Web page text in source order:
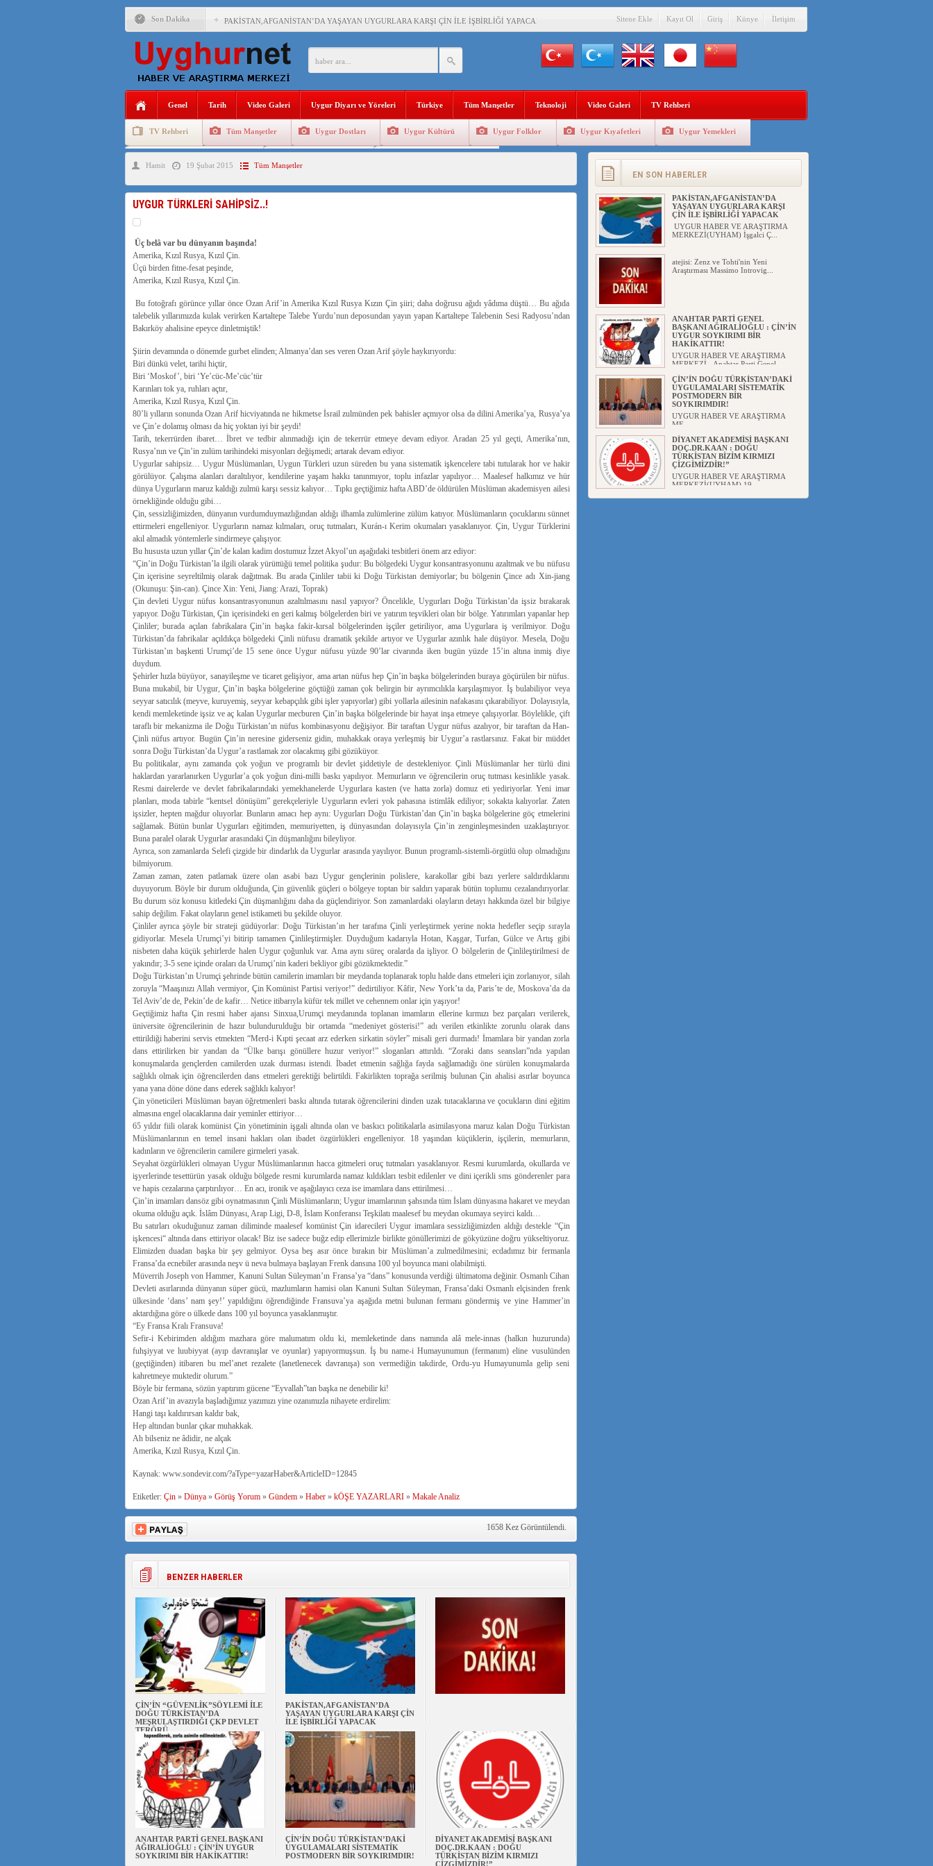
Son Dakika PAKİSTAN,AFGANİSTAN’DA YAŞAYAN UYGURLARA KARŞI ÇİN İLE İŞBİRLİĞİ YAPACAK
ANAHTAR PARTİ GENEL BAŞKANI AĞIRALİOĞLU : ÇİN’İN UYGUR SOYKIRIMI BİR HAKİKATTIR!
ÇİN’İN DOĞU TÜRKİSTAN’DAKİ UYGULAMALARI SİSTEMATİK POSTMODERN BİR SOYKIRIMDIR!
DİYANET AKADEMİSİ BAŞKANI DOÇ.DR.KAAN : DOĞU TÜRKİSTAN BİZİM KIRMIZI ÇİZGİMİZDİR!”
ÇİN’İN UYGUR POLİTİKALARINI ÖVEN DİYANET AKADEMİSİ BAŞKANI’NA TEPKİLER SÜRÜYOR
MHP’DEN URUMÇİ KATLİAMI MESAJİ : 05.07.2009 URUMÇİ ŞEHİTLERİNİ RAHMETLE ANIYORUZ
Sitene Ekle Kayıt Ol Giriş Künye İletişim
Genel Tarih Video Galeri Uygur Diyarı ve Yöreleri Türkiye Tüm Manşetler Teknoloji Video Galeri TV Rehberi
TV Rehberi Tüm Manşetler Uygur Dostları Uygur Kültürü Uygur Folklor Uygur Kıyafetleri Uygur Yemekleri
Uygurlarda Düğün ve Cenaze
Hamit 19 Şubat 2015 Tüm Manşetler
UYGUR TÜRKLERİ SAHİPSİZ..!
Üç belâ var bu dünyanın başında!
Amerika, Kızıl Rusya, Kızıl Çin.
Üçü birden fitne-fesat peşinde,
Amerika, Kızıl Rusya, Kızıl Çin.
Bu fotoğrafı görünce yıllar önce Ozan Arif’in Amerika Kızıl Rusya Kızın Çin şiiri; daha doğrusu ağıdı yâdıma düştü… Bu ağıda
talebelik yıllarımızda kulak verirken Kartaltepe Talebe Yurdu’nun deposundan yayın yapan Kartaltepe Talebenin Sesi Radyosu’ndan
Bakırköy ahalisine epeyce dinletmiştik!
Şiirin devamında o dönemde gurbet elinden; Almanya’dan ses veren Ozan Arif şöyle haykırıyordu:
Biri dünkü velet, tarihi hiçtir,
Biri ‘Moskof’, biri ‘Ye’cüc-Me’cüc’tür
Karınları tok ya, ruhları açtır,
Amerika, Kızıl Rusya, Kızıl Çin.
80’li yılların sonunda Ozan Arif hicviyatında ne hikmetse İsrail zulmünden pek bahisler açmıyor olsa da dilini Amerika’ya, Rusya’ya
ve Çin’e dolamış olması da hiç yoktan iyi bir şeydi!
Tarih, tekerrürden ibaret… İbret ve tedbir alınmadığı için de tekerrür etmeye devam ediyor. Aradan 25 yıl geçti, Amerika’nın,
Rusya’nın ve Çin’in zulüm tarihindeki misyonları değişmedi; artarak devam ediyor.
Uygurlar sahipsiz… Uygur Müslümanları, Uygun Türkleri uzun süreden bu yana sistematik işkencelere tabi tutularak hor ve hakir
görülüyor. Çalışma alanları daraltılıyor, kendilerine yaşam hakkı tanınmıyor, toplu infazlar yapılıyor… Maalesef halkımız ve hür
dünya Uygurların maruz kaldığı zulmü karşı sessiz kalıyor… Tıpkı geçtiğimiz hafta ABD’de öldürülen Müslüman akademisyen ailesi
örnekliğinde olduğu gibi…
Çin, sessizliğimizden, dünyanın vurdumduymazlığından aldığı ilhamla zulümlerine zülüm katıyor. Müslümanların çocuklarını sünnet
ettirmeleri engelleniyor. Uygurların namaz kılmaları, oruç tutmaları, Kurán-ı Kerim okumaları yasaklanıyor. Çin, Uygur Türklerini
akıl almadık yöntemlerle sindirmeye çalışıyor.
Bu hususta uzun yıllar Çin’de kalan kadim dostumuz İzzet Akyol’un aşağıdaki tesbitleri önem arz ediyor:
“Çin’in Doğu Türkistan’la ilgili olarak yürüttüğü temel politika şudur: Bu bölgedeki Uygur konsantrasyonunu azaltmak ve bu nüfusu
Çin içerisine seyreltilmiş olarak dağıtmak. Bu arada Çinliler tabii ki Doğu Türkistan demiyorlar; bu bölgenin Çince adı Xin-jiang
(Okunuşu: Şin-can). Çince Xin: Yeni, Jiang: Arazi, Toprak)
Çin devleti Uygur nüfus konsantrasyonunun azaltılmasını nasıl yapıyor? Öncelikle, Uygurları Doğu Türkistan’da işsiz bırakarak
yapıyor. Doğu Türkistan, Çin içerisindeki en geri kalmış bölgelerden biri ve yatırım teşvikleri olan bir bölge. Yatırımları yapanlar hep
Çinliler; burada açılan fabrikalara Çin’in başka fakir-kırsal bölgelerinden işçiler getiriliyor, ama Uygurlara iş verilmiyor. Doğu
Türkistan’da fabrikalar açıldıkça bölgedeki Çinli nüfusu dramatik şekilde artıyor ve Uygurlar azınlık hale düşüyor. Mesela, Doğu
Türkistan’ın başkenti Urumçi’de 15 sene önce Uygur nüfusu yüzde 90’lar civarında iken bugün yüzde 15’in altına inmiş diye
duydum.
Şehirler hızla büyüyor, sanayileşme ve ticaret gelişiyor, ama artan nüfus hep Çin’in başka bölgelerinden buraya göçürülen bir nüfus.
Buna mukabil, bir Uygur, Çin’in başka bölgelerine göçtüğü zaman çok belirgin bir ayrımcılıkla karşılaşmıyor. İş bulabiliyor veya
seyyar satıcılık (meyve, kuruyemiş, seyyar kebapçılık gibi işler yapıyorlar) gibi yollarla ailesinin nafakasını çıkarabiliyor. Dolayısıyla,
kendi memleketinde işsiz ve aç kalan Uygurlar mecburen Çin’in başka bölgelerinde bir hayat inşa etmeye çalışıyorlar. Böylelikle, çift
taraflı bir mekanizma ile Doğu Türkistan’ın nüfus kombinasyonu değişiyor. Bir taraftan Uygur nüfus azalıyor, bir taraftan da Han-
Çinli nüfus artıyor. Bugün Çin’in neresine giderseniz gidin, muhakkak oraya yerleşmiş bir Uygur’a rastlarsınız. Fakat bir müddet
sonra Doğu Türkistan’da Uygur’a rastlamak zor olacakmış gibi gözüküyor.
Bu politikalar, aynı zamanda çok yoğun ve programlı bir devlet şiddetiyle de destekleniyor. Çinli Müslümanlar her türlü dini
haklardan yararlanırken Uygurlar’a çok yoğun dini-milli baskı yapılıyor. Memurların ve öğrencilerin oruç tutması kesinlikle yasak.
Resmi dairelerde ve devlet fabrikalarındaki yemekhanelerde Uygurlara kasten (ve hatta zorla) domuz eti yediriyorlar. Yeni imar
planları, moda tabirle “kentsel dönüşüm” gerekçeleriyle Uygurların evleri yok pahasına istimlâk ediliyor; sokakta kalıyorlar. Zaten
işsizler, hepten mağdur oluyorlar. Bunların amacı hep aynı: Uygurları Doğu Türkistan’dan Çin’in başka bölgelerine göç etmelerini
sağlamak. Bütün bunlar Uygurları eğitimden, memuriyetten, iş dünyasından dolayısıyla Çin’in zenginleşmesinden uzaklaştırıyor.
Buna paralel olarak Uygurlar arasındaki Çin düşmanlığını bileyliyor.
Ayrıca, son zamanlarda Selefi çizgide bir dindarlık da Uygurlar arasında yayılıyor. Bunun programlı-sistemli-örgütlü olup olmadığını
bilmiyorum.
Zaman zaman, zaten patlamak üzere olan asabi bazı Uygur gençlerinin polislere, karakollar gibi bazı yerlere saldırdıklarını
duyuyorum. Böyle bir durum olduğunda, Çin güvenlik güçleri o bölgeye toptan bir saldırı yaparak bütün toplumu cezalandırıyorlar.
Bu durum söz konusu kitledeki Çin düşmanlığını daha da güçlendiriyor. Son zamanlardaki olayların detayı hakkında özel bir bilgiye
sahip değilim. Fakat olayların genel istikameti bu şekilde oluyor.
Çinliler ayrıca şöyle bir strateji güdüyorlar: Doğu Türkistan’ın her tarafına Çinli yerleştirmek yerine nokta hedefler seçip sırayla
gidiyorlar. Mesela Urumçi’yi bitirip tamamen Çinlileştirmişler. Duyduğum kadarıyla Hotan, Kaşgar, Turfan, Gülce ve Artış gibi
nisbeten daha küçük şehirlerde halen Uygur çoğunluk var. Ama aynı süreç oralarda da işliyor. O bölgelerin de Çinlileştirilmesi de
yakındır; 3-5 sene içinde oraları da Urumçi’nin kaderi bekliyor gibi gözükmektedir.”
Doğu Türkistan’ın Urumçi şehrinde bütün camilerin imamları bir meydanda toplanarak toplu halde dans etmeleri için zorlanıyor, silah
zoruyla “Maaşınızı Allah vermiyor, Çin Komünist Partisi veriyor!” dedirtiliyor. Kâfir, New York’ta da, Paris’te de, Moskova’da da
Tel Aviv’de de, Pekin’de de kafir… Netice itibarıyla küfür tek millet ve cehennem onlar için yaşıyor!
Geçtiğimiz hafta Çin resmi haber ajansı Sinxua,Urumçi meydanında toplanan imamların ellerine kırmızı bez parçaları verilerek,
üniversite öğrencilerinin de hazır bulundurulduğu bir ortamda “medeniyet gösterisi!” adı verilen etkinlikte zorunlu olarak dans
ettirildiği haberini servis etmekten “Merd-i Kıpti şecaat arz ederken sirkatin söyler” misali geri durmadı! İmamlara bir yandan zorla
dans ettirilirken bir yandan da “Ülke barışı gönüllere huzur veriyor!” sloganları attırıldı. “Zoraki dans seansları”nda yapılan
konuşmalarda gençlerden camilerden uzak durması istendi. İbadet etmenin sağlığa fayda sağlamadığı öne sürülen konuşmalarda
sağlıklı olmak için öğrencilerden dans etmeleri gerektiği belirtildi. Fakirlikten toprağa serilmiş bulunan Çin ahalisi asırlar boyunca
yana yana döne döne dans ederek sağlıklı kalıyor!
Çin yöneticileri Müslüman bayan öğretmenleri baskı altında tutarak öğrencilerini dinden uzak tutacaklarına ve çocukların dini eğitim
almasına engel olacaklarına dair yeminler ettiriyor…
65 yıldır fiili olarak komünist Çin yönetiminin işgali altında olan ve baskıcı politikalarla asimilasyona maruz kalan Doğu Türkistan
Müslümanlarının en temel insani hakları olan ibadet özgürlükleri engelleniyor. 18 yaşından küçüklerin, işçilerin, memurların,
kadınların ve öğrencilerin camilere girmeleri yasak.
Seyahat özgürlükleri olmayan Uygur Müslümanlarının hacca gitmeleri oruç tutmaları yasaklanıyor. Resmi kurumlarda, okullarda ve
işyerlerinde tesettürün yasak olduğu bölgede resmi kurumlarda namaz kıldıkları tesbit edilenler ve dini içerikli sms gönderenler para
ve hapis cezalarına çarptırılıyor… En acı, ironik ve aşağılayıcı ceza ise imamlara dans ettirilmesi…
Çin’in imamları dansöz gibi oynatmasının Çinli Müslümanların; Uygur imamlarının şahsında tüm İslam dünyasına hakaret ve meydan
okuma olduğu açık. İslâm Dünyası, Arap Ligi, D-8, İslam Konferansı Teşkilatı maalesef bu meydan okumaya seyirci kaldı…
Bu satırları okuduğunuz zaman diliminde maalesef komünist Çin idarecileri Uygur imamlara sessizliğimizden aldığı destekle “Çin
işkencesi“ altında dans ettiriyor olacak! Biz ise sadece buğz edip ellerimizle birlikte gönüllerimizi de gökyüzüne doğru yükseltiyoruz.
Elimizden duadan başka bir şey gelmiyor. Oysa beş asır önce bırakın bir Müslüman’a zulmedilmesini; ecdadımız bir fermanla
Fransa’da ecnebiler arasında neşv ü neva bulmaya başlayan Frenk dansına 100 yıl boyunca mani olabilmişti.
Müverrih Joseph von Hammer, Kanuni Sultan Süleyman’ın Fransa’ya “dans” konusunda verdiği ültimatoma değinir. Osmanlı Cihan
Devleti asırlarında dünyanın süper gücü, mazlumların hamisi olan Kanuni Sultan Süleyman, Fransa’daki Osmanlı elçisinden frenk
ülkesinde ‘dans’ nam şey!’ yapıldığını öğrendiğinde Fransuva’ya aşağıda metni bulunan fermanı göndermiş ve yine Hammer’in
aktardığına göre o ülkede dans 100 yıl boyunca yasaklanmıştır.
“Ey Fransa Kralı Fransuva!
Sefir-i Kebirimden aldığım mazhara göre malumatım oldu ki, memleketinde dans namında alâ mele-innas (halkın huzurunda)
fuhşiyyat ve luubiyyat (ayıp davranışlar ve oyunlar) yapıyormuşsun. İş bu name-i Humayunumun (fermanım) eline vusulünden
(geçtiğinden) itibaren bu mel’anet rezalete (lanetlenecek davranışa) son vermediğin takdirde, Ordu-yu Humayunumla gelip seni
kahretmeye muktedir olurum.”
Böyle bir fermana, sözün yaptırım gücene “Eyvallah”tan başka ne denebilir ki!
Ozan Arif’in avazıyla başladığımız yazımızı yine ozanımızla nihayete erdirelim:
Hangi taşı kaldırırsan kaldır bak,
Hep altından bunlar çıkar muhakkak.
Ah bilseniz ne âdidir, ne alçak
Amerika, Kızıl Rusya, Kızıl Çin.
Kaynak: www.sondevir.com/?aType=yazarHaber&ArticleID=12845
Etiketler: Çin» Dünya» Görüş Yorum» Gündem» Haber» kÖŞE YAZARLARI» Makale Analiz
1658 Kez Görüntülendi.
BENZER HABERLER
ÇİN’İN “GÜVENLİK”SÖYLEMİ İLE
DOĞU TÜRKİSTAN’DA
MEŞRULAŞTIRDIĞI ÇKP DEVLET
TERÖRÜ
PAKİSTAN,AFGANİSTAN’DA
YAŞAYAN UYGURLARA KARŞI ÇİN
İLE İŞBİRLİĞİ YAPACAK
ANAHTAR PARTİ GENEL BAŞKANI
AĞIRALİOĞLU : ÇİN’İN UYGUR
SOYKIRIMI BİR HAKİKATTIR!
ÇİN’İN DOĞU TÜRKİSTAN’DAKİ
UYGULAMALARI SİSTEMATİK
POSTMODERN BİR SOYKIRIMDIR!
DİYANET AKADEMİSİ BAŞKANI
DOÇ.DR.KAAN : DOĞU
TÜRKİSTAN BİZİM KIRMIZI
ÇİZGİMİZDİR!”
EN SON HABERLER
ÇİN’İN “GÜVENLİK”SÖYLEMİ İLE
DOĞU TÜRKİSTAN’DA
MEŞRULAŞTIRDIĞI ÇKP DEVLET
TERÖRÜ
YILMAZ ER(habernida.com) Çin
PAKİSTAN,AFGANİSTAN’DA
YAŞAYAN UYGURLARA KARŞI
ÇİN İLE İŞBİRLİĞİ YAPACAK
UYGUR HABER VE ARAŞTIRMA
MERKEZİ(UYHAM) İşgalci Ç...
atejisi: Zenz ve Tohti'nin Yeni
Araştırması Massimo Introvig...
ANAHTAR PARTİ GENEL
BAŞKANI AĞIRALİOĞLU : ÇİN’İN
UYGUR SOYKIRIMI BİR
HAKİKATTIR!
UYGUR HABER VE ARAŞTIRMA
MERKEZİ Anahtar Parti Genel
ÇİN’İN DOĞU TÜRKİSTAN’DAKİ
UYGULAMALARI SİSTEMATİK
POSTMODERN BİR
SOYKIRIMDIR!
UYGUR HABER VE ARAŞTIRMA
ME...
DİYANET AKADEMİSİ BAŞKANI
DOÇ.DR.KAAN : DOĞU
TÜRKİSTAN BİZİM KIRMIZI
ÇİZGİMİZDİR!”
UYGUR HABER VE ARAŞTIRMA
MERKEZİ(UYHAM) 19...
150 YILDIR KAYNAYAN YARAMIZ